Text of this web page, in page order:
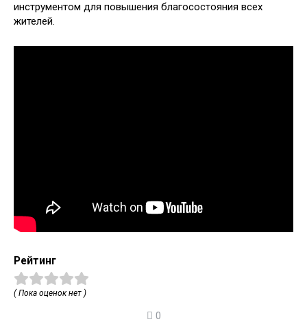
инструментом для повышения благосостояния всех
жителей.
Рейтинг
( Пока оценок нет )
0